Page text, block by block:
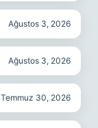
Ağustos 3, 2026
Ağustos 3, 2026
Temmuz 30, 2026